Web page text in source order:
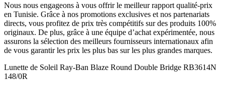
Nous nous engageons à vous offrir le meilleur rapport qualité-prix
en Tunisie. Grâce à nos promotions exclusives et nos partenariats
directs, vous profitez de prix très compétitifs sur des produits 100%
originaux. De plus, grâce à une équipe d’achat expérimentée, nous
assurons la sélection des meilleurs fournisseurs internationaux afin
de vous garantir les prix les plus bas sur les plus grandes marques.
Lunette de Soleil Ray-Ban Blaze Round Double Bridge RB3614N
148/0R